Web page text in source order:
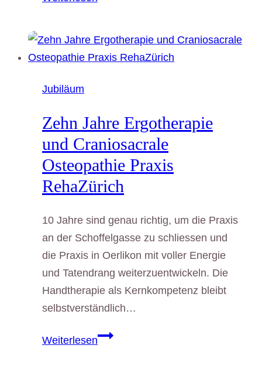
Jubiläum
Zehn Jahre Ergotherapie
und Craniosacrale
Osteopathie Praxis
RehaZürich
10 Jahre sind genau richtig, um die Praxis
an der Schoffelgasse zu schliessen und
die Praxis in Oerlikon mit voller Energie
und Tatendrang weiterzuentwickeln. Die
Handtherapie als Kernkompetenz bleibt
selbstverständlich…
WeiterlesenZehn